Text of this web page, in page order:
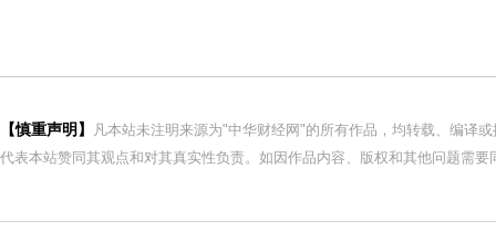
【慎重声明】
凡本站未注明来源为"中华财经网"的所有作品，均转载、编译
代表本站赞同其观点和对其真实性负责。如因作品内容、版权和其他问题需